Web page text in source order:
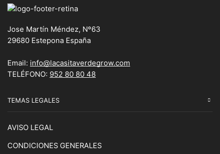
Jose Martín Méndez, Nº63
29680 Estepona España
Email: info@lacasitaverdegrow.com
TELÉFONO: 952 80 80 48
TEMAS LEGALES
AVISO LEGAL
CONDICIONES GENERALES